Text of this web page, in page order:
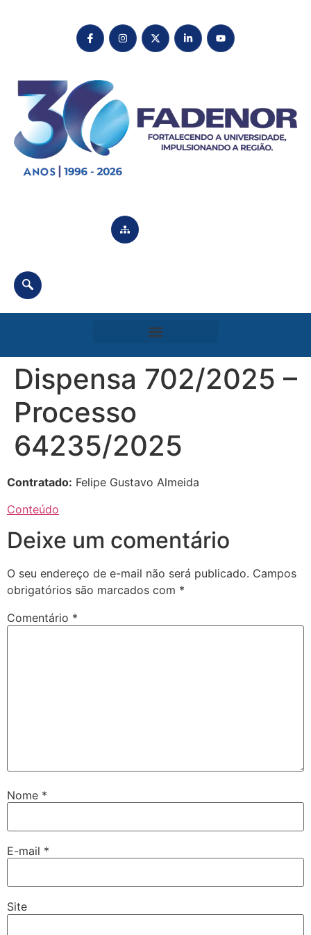
Dispensa 702/2025 –
Processo
64235/2025
Contratado: Felipe Gustavo Almeida
Conteúdo
Deixe um comentário
O seu endereço de e-mail não será publicado. Campos
obrigatórios são marcados com *
Comentário *
Nome *
E-mail *
Site